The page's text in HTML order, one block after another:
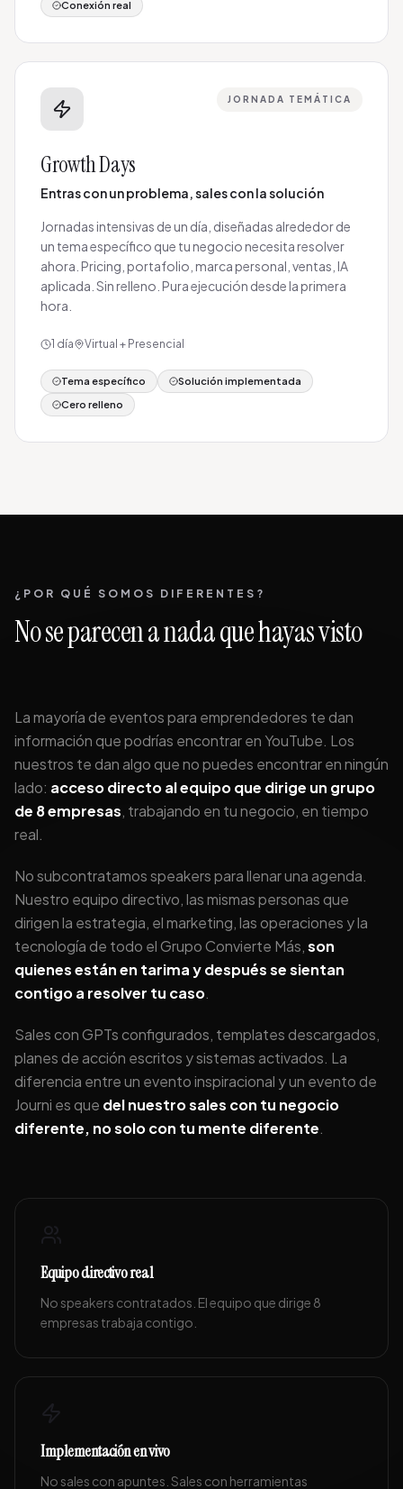
Conexión real
JORNADA TEMÁTICA
Growth Days
Entras con un problema, sales con la solución
Jornadas intensivas de un día, diseñadas alrededor de
un tema específico que tu negocio necesita resolver
ahora. Pricing, portafolio, marca personal, ventas, IA
aplicada. Sin relleno. Pura ejecución desde la primera
hora.
1 día Virtual + Presencial
Tema específico
Solución implementada
Cero relleno
¿POR QUÉ SOMOS DIFERENTES?
No se parecen a nada que hayas visto
La mayoría de eventos para emprendedores te dan
información que podrías encontrar en YouTube. Los
nuestros te dan algo que no puedes encontrar en ningún
lado: acceso directo al equipo que dirige un grupo
de 8 empresas, trabajando en tu negocio, en tiempo
real.
No subcontratamos speakers para llenar una agenda.
Nuestro equipo directivo, las mismas personas que
dirigen la estrategia, el marketing, las operaciones y la
tecnología de todo el Grupo Convierte Más,son
quienes están en tarima y después se sientan
contigo a resolver tu caso.
Sales con GPTs configurados, templates descargados,
planes de acción escritos y sistemas activados. La
diferencia entre un evento inspiracional y un evento de
Journi es que del nuestro sales con tu negocio
diferente, no solo con tu mente diferente.
Equipo directivo real
No speakers contratados. El equipo que dirige 8
empresas trabaja contigo.
Implementación en vivo
No sales con apuntes. Sales con herramientas